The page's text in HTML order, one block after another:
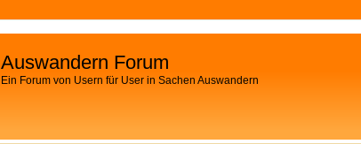
Auswandern Forum
Ein Forum von Usern für User in Sachen Auswandern